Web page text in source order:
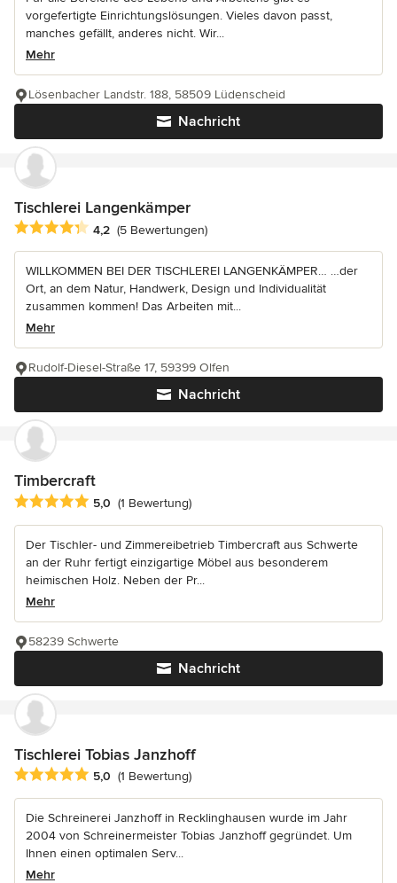
vorgefertigte Einrichtungslösungen. Vieles davon passt,
manches gefällt, anderes nicht. Wir...
Mehr
Nachricht
Lösenbacher Landstr. 188, 58509 Lüdenscheid
Tischlerei Langenkämper
Durchschnittliche Bewertung: 4.2 von 5 Sternen
4,2 (5 Bewertungen)
WILLKOMMEN BEI DER TISCHLEREI LANGENKÄMPER… …der
Ort, an dem Natur, Handwerk, Design und Individualität
zusammen kommen! Das Arbeiten mit...
Mehr
Nachricht
Rudolf-Diesel-Straße 17, 59399 Olfen
Timbercraft
Durchschnittliche Bewertung: 5 von 5 Sternen
5,0 (1 Bewertung)
Der Tischler- und Zimmereibetrieb Timbercraft aus Schwerte
an der Ruhr fertigt einzigartige Möbel aus besonderem
heimischen Holz. Neben der Pr...
Mehr
Nachricht
58239 Schwerte
Tischlerei Tobias Janzhoff
Durchschnittliche Bewertung: 5 von 5 Sternen
5,0 (1 Bewertung)
Die Schreinerei Janzhoff in Recklinghausen wurde im Jahr
2004 von Schreinermeister Tobias Janzhoff gegründet. Um
Ihnen einen optimalen Serv...
Mehr